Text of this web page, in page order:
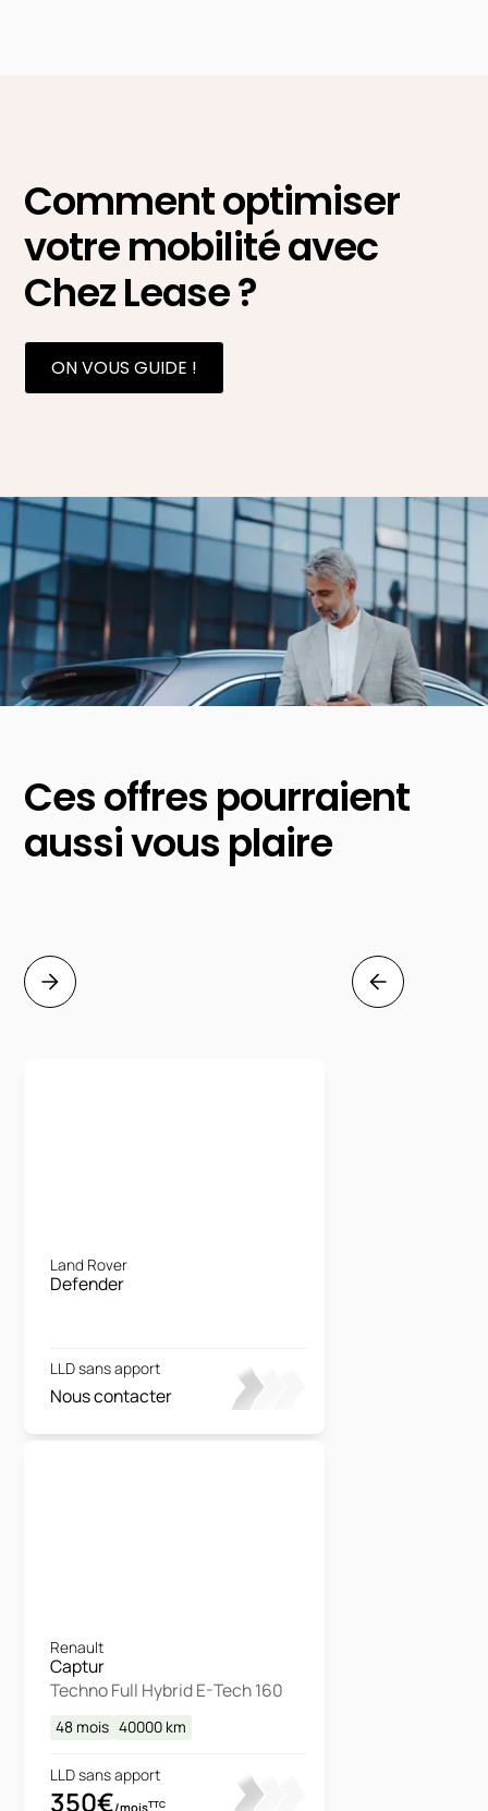
Comment optimiser
votre mobilité avec
Chez Lease ?
ON VOUS GUIDE !
Ces offres pourraient
aussi vous plaire
Land Rover
Defender
LLD sans apport
Nous contacter
Renault
Captur
Techno Full Hybrid E-Tech 160
48 mois 40000 km
LLD sans apport
350€/moisTTC